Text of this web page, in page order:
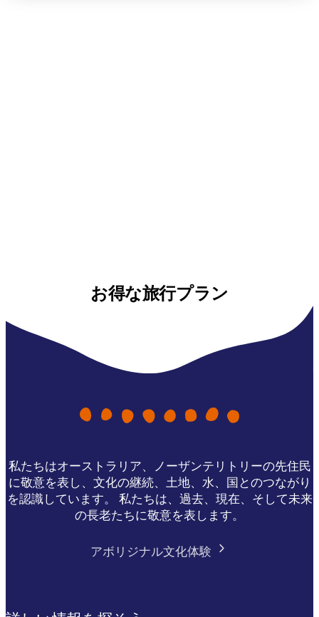
お得な旅行プラン
私たちはオーストラリア、ノーザンテリトリーの先住民
に敬意を表し、文化の継続、土地、水、国とのつながり
を認識しています。 私たちは、過去、現在、そして未来
の長老たちに敬意を表します。
アボリジナル文化体験